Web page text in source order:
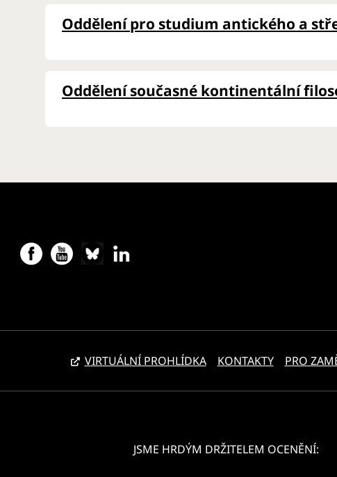
Oddělení pro studium antického a
Oddělení současné kontinentální
VIRTUÁLNÍ PROHLÍDKA KONTAKTY PRO
JSME HRDÝM DRŽITELEM OCENĚNÍ: